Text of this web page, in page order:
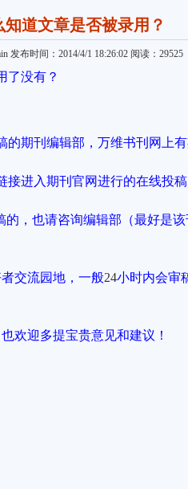
知道文章是否被录用？
发布时间：2014/4/1 18:26:02 阅读：29525
了没有？
的期刊编辑部，万维书刊网上
接进入期刊官网进行的在线投
的，也请咨询编辑部（最好是
交流园地，一般24小时内会审
欢迎多提宝贵意见和建议！